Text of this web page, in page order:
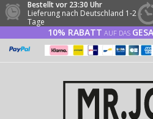
Bestellt vor 23:30 Uhr
Lieferung nach Deutschland 1-2
Tage
10% RABATT AUF DAS